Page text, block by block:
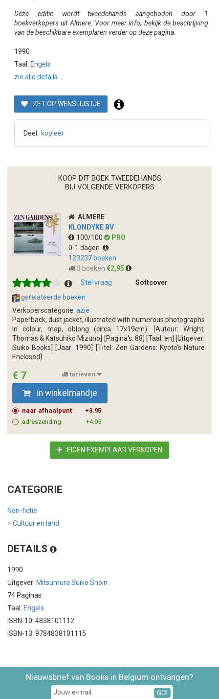
Deze editie wordt tweedehands aangeboden door 1
boekverkopers uit Almere. Voor meer info, bekijk de beschrijving
van de beschikbare exemplaren verder op deze pagina.
1990
Taal: Engels
zie alle details...
ZET OP WENSLIJSTJE
Deel: kopieer
KOOP DIT BOEK TWEEDEHANDS
BIJ VOLGENDE VERKOPERS
ALMERE
KLONDYKE BV
100/100
PRO
0-1 dagen
123237 boeken
3 boeken €2,95
Stel vraag
Softcover
gerelateerde boeken
Verkoperscategorie: azië
Paperback, dust jacket, illustrated with numerous photographs
in colour, map, oblong (circa 17x19cm). [Auteur: Wright,
Thomas & Katsuhiko Mizuno] [Pagina's: 88] [Taal: en] [Uitgever:
Suiko Books] [Jaar: 1990] [Titel: Zen Gardens: Kyoto's Nature
Enclosed]
€ 7 tarieven
in winkelmandje
naar afhaalpunt
+3.95
adreszending
+4.95
EIGEN EXEMPLAAR VERKOPEN
CATEGORIE
Non-fictie
> Cultuur en land
DETAILS
1990
Uitgever: Mitsumura Suiko Shoin
74 Paginas
Taal: Engels
ISBN-10: 4838101112
ISBN-13: 9784838101115
Nieuwsbrief van Books in Belgium ontvangen?
GO!